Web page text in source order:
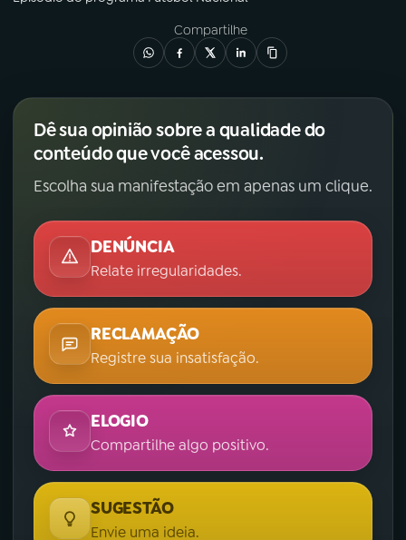
05PODCASTS
VIDEOCASTS
07ÚLTIMAS
08 FESTIVAL DE MÚSICA
ACOMPANHE A RÁDIO NACIONAL
Instagram
Compartilhe
Dê sua opinião sobre a qualidade do
conteúdo que você acessou.
Escolha sua manifestação em apenas um clique.
DENÚNCIA
Relate irregularidades.
RECLAMAÇÃO
Registre sua insatisfação.
ELOGIO
Compartilhe algo positivo.
SUGESTÃO
Envie uma ideia.